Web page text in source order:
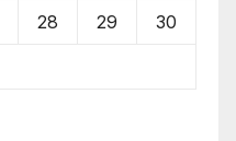
28 29 30